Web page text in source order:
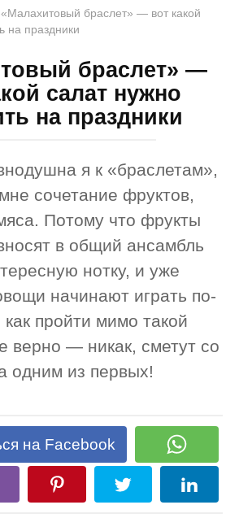
«Малахитовый браслет» — вот какой
на праздники
браслет» —
салат нужно
на праздники
я к «браслетам»,
сочетание фруктов,
Потому что фрукты
в общий ансамбль
нотку, и уже
начинают играть по-
пройти мимо такой
верно — никак, сметут со
одним из первых!
на Facebook